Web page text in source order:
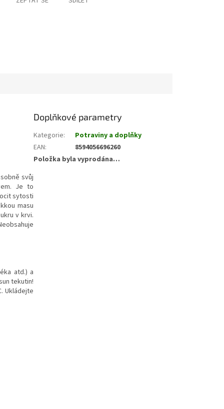
svůj
Je to
sytosti
masu
v krvi.
atd.) a
tekutin!
Ukládejte
Doplňkové parametry
Kategorie:
Potraviny a doplňky
EAN:
8594056696260
Položka byla vyprodána…